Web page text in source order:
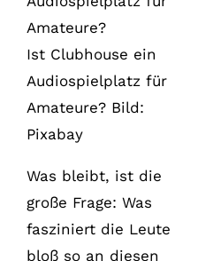
Ist Clubhouse ein
Audiospielplatz für
Amateure? Bild:
Pixabay
Was bleibt, ist die
große Frage: Was
fasziniert die Leute
bloß so an diesen